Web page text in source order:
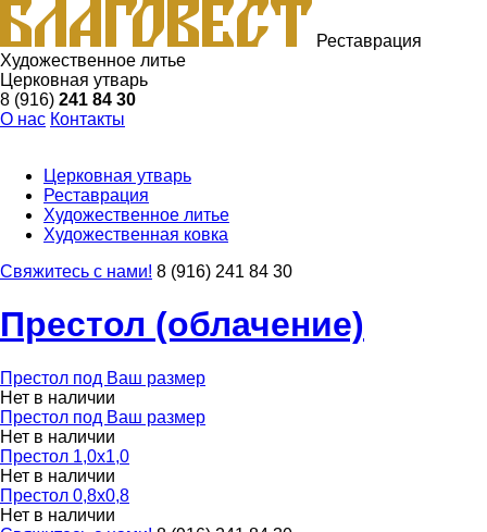
Реставрация
Художественное литье
Церковная утварь
8 (916) 241 84 30
О нас Контакты
Церковная утварь
Реставрация
Художественное литье
Художественная ковка
Свяжитесь с нами! 8 (916) 241 84 30
Престол (облачение)
Престол под Ваш размер
Нет в наличии
Престол под Ваш размер
Нет в наличии
Престол 1,0х1,0
Нет в наличии
Престол 0,8х0,8
Нет в наличии